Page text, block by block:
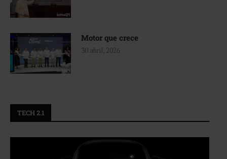
Motor que crece
30 abril, 2026
TECH 2.1